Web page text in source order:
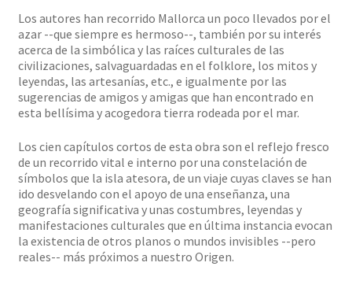
Los autores han recorrido Mallorca un poco llevados por el
azar --que siempre es hermoso--, también por su interés
acerca de la simbólica y las raíces culturales de las
civilizaciones, salvaguardadas en el folklore, los mitos y
leyendas, las artesanías, etc., e igualmente por las
sugerencias de amigos y amigas que han encontrado en
esta bellísima y acogedora tierra rodeada por el mar.
Los cien capítulos cortos de esta obra son el reflejo fresco
de un recorrido vital e interno por una constelación de
símbolos que la isla atesora, de un viaje cuyas claves se han
ido desvelando con el apoyo de una enseñanza, una
geografía significativa y unas costumbres, leyendas y
manifestaciones culturales que en última instancia evocan
la existencia de otros planos o mundos invisibles --pero
reales-- más próximos a nuestro Origen.